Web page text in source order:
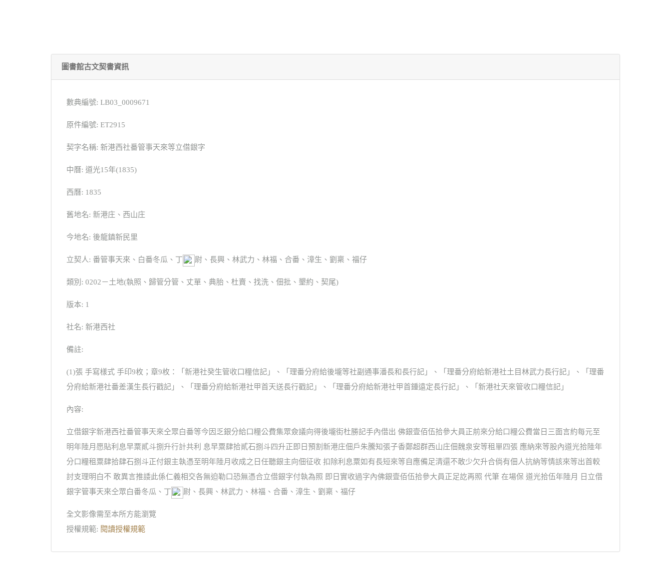
圖書館古文契書資訊
數典編號: LB03_0009671
原件編號: ET2915
契字名稱: 新港西社番管事天來等立借銀字
中曆: 道光15年(1835)
西曆: 1835
舊地名: 新港庄、西山庄
今地名: 後龍鎮新民里
立契人: 番管事天來、白番冬瓜、丁 尉、長興、林武力、林福、合番、漳生、劉稟、福仔
類別: 0202－土地(執照、歸管分管、丈單、典胎、杜賣、找洗、佃批、墾約、契尾)
版本: 1
社名: 新港西社
備註:
(1)張 手寫樣式 手印9枚；章9枚：「新港社癸生管收口糧信記」、「理番分府給後壠等社副通事潘長和長行記」、「理番分府給新港社土目林武力長行記」、「理番
分府給新港社番差漢生長行戳記」、「理番分府給新港社甲首天送長行戳記」、「理番分府給新港社甲首鍾遠定長行記」、「新港社天來管收口糧信記」
內容:
立借銀字新港西社番管事天來仝眾白番等今因乏銀分給口糧公費集眾僉議向得後壠街杜勝記手內借出 佛銀壹佰伍拾參大員正前來分給口糧公費當日三面言約每元至
明年陸月愿貼利息早粟貳斗捌升行計共利 息早粟肆拾貳石捌斗四升正即日預割新港庄佃戶朱騰知張子香鄭超群西山庄佃魏泉安等租單四張 應納來等股內道光拾陸年
分口糧租粟肆拾肆石捌斗正付銀主執憑至明年陸月收成之日任聽銀主向佃征收 扣除利息粟如有長短來等自應備足清還不敢少欠升合倘有佃人抗納等情該來等出首較
討支理明白不 敢異言推諉此係仁義相交各無迫勒口恐無憑合立借銀字付執為照 即日實收過字內佛銀壹佰伍拾參大員正足訖再照 代筆 在場保 道光拾伍年陸月 日立借
銀字管事天來仝眾白番冬瓜、丁
尉、長興、林武力、林福、合番、漳生、劉稟、福仔
全文影像需至本所方能瀏覽
授權規範: 閱讀授權規範